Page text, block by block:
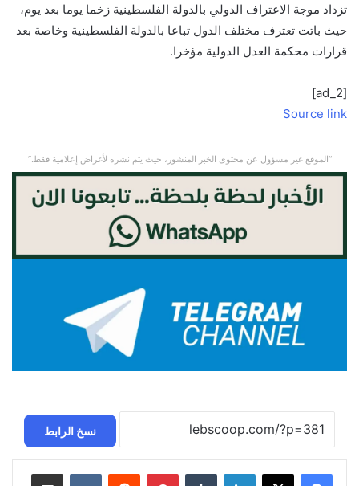
تزداد موجة الاعتراف الدولي بالدولة الفلسطينية زخما يوما بعد يوم،
حيث باتت تعترف مختلف الدول تباعا بالدولة الفلسطينية وخاصة بعد
قرارات محكمة العدل الدولية مؤخرا.
[ad_2]
Source link
“الموقع غير مسؤول عن محتوى الخبر المنشور، حيث يتم نشره لأغراض إعلامية فقط.”
نسخ الرابط
لينكدإن بينتيريست